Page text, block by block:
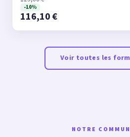
-10%
116,10 €
Voir toutes les
NOTRE